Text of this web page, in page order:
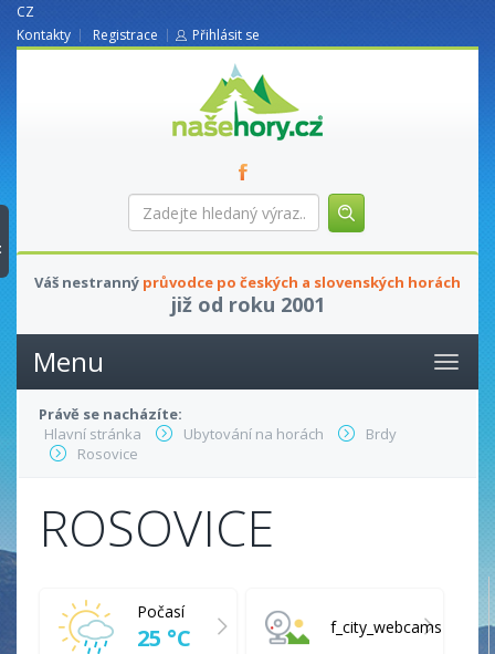
CZ
Kontakty
Registrace Přihlásit se
nasehory.cz
Zadejte
hledaný
Váš nestranný průvodce po českých a slovenských horách
již od roku 2001
Menu
Právě se nacházíte:
Hlavní stránka
Ubytování na horách
Brdy
Rosovice
ROSOVICE
Počasí
25 °C f_city_webcams